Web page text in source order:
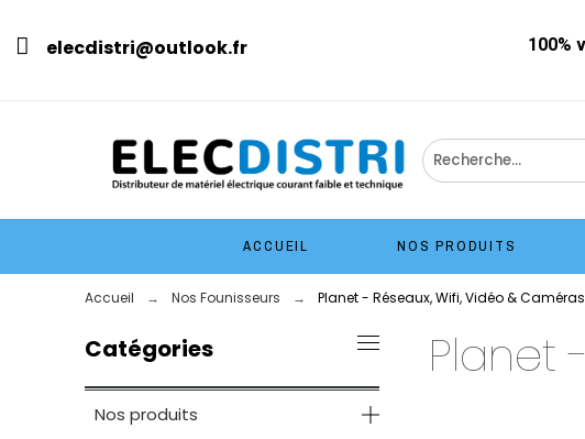
elecdistri@outlook.fr 100%
ACCUEIL NOS PRODUITS
Accueil Nos Founisseurs Planet - Réseaux, Wifi, Vidéo & Caméras
Catégories
Nos produits
Planet